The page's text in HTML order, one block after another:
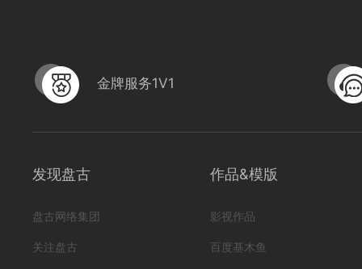
编号 222305030032 形式
金牌服务1V1
发现盘古
盘古网络集团
关注盘古
作品&模版
影视作品
百度基木鱼